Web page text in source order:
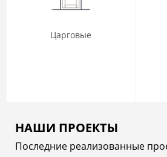
Царговые
НАШИ ПРОЕКТЫ
Последние реализованные